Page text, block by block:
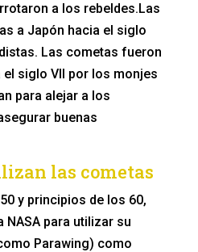
a los rebeldes.Las
a Japón hacia el siglo
Las cometas fueron
siglo VII por los monjes
para alejar a los
buenas
las cometas
y principios de los 60,
NASA para utilizar su
Parawing) como